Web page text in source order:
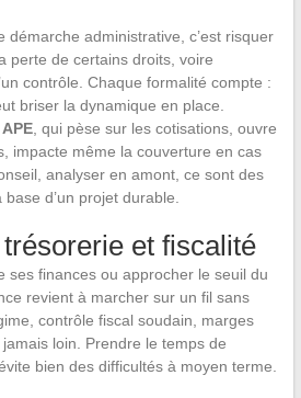
démarche administrative, c’est risquer
perte de certains droits, voire
contrôle. Chaque formalité compte :
briser la dynamique en place.
, qui pèse sur les cotisations, ouvre
impacte même la couverture en cas
analyser en amont, ce sont des
d’un projet durable.
et fiscalité
ses finances ou approcher le seuil du
revient à marcher sur un fil sans
contrôle fiscal soudain, marges
loin. Prendre le temps de
bien des difficultés à moyen terme.